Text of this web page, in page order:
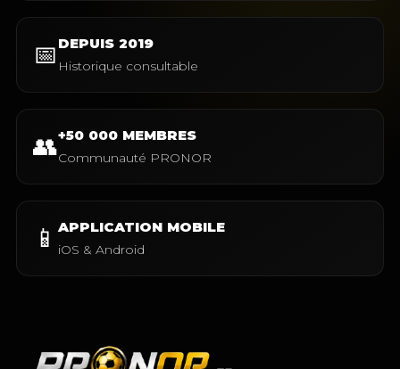
📅 DEPUIS 2019
Historique consultable
👥+50 000 MEMBRES
Communauté PRONOR
📱 APPLICATION MOBILE
iOS & Android